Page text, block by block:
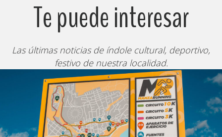
Te puede interesar
Las últimas noticias de índole cultural, deportivo,
festivo de nuestra localidad.